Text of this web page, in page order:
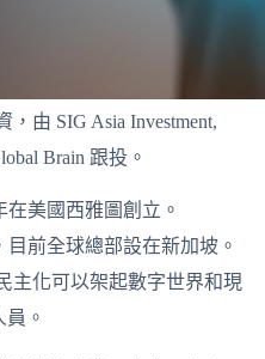
由 SIG Asia Investment,
Brain 跟投。
在美國西雅圖創立。
目前全球總部設在新加坡。
主化可以架起數字世界和現
。